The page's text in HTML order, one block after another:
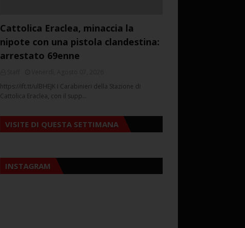
Cattolica Eraclea, minaccia la
nipote con una pistola clandestina:
arrestato 69enne
https://ift.tt/ulBHEJK I Carabinieri della Stazione di
Cattolica Eraclea, con il supp…
VISITE DI QUESTA SETTIMANA
INSTAGRAM